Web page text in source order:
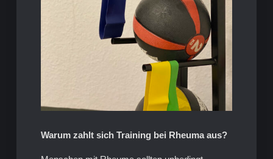
Warum zahlt sich Training bei Rheuma aus?